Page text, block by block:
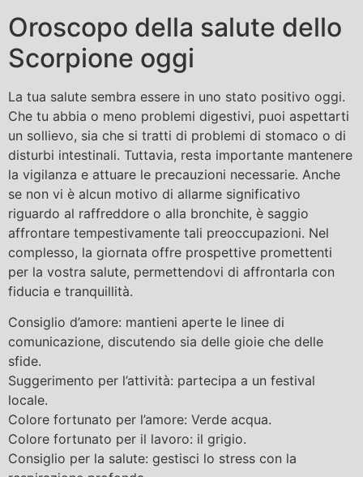
Oroscopo della salute dello
Scorpione oggi
La tua salute sembra essere in uno stato positivo oggi.
Che tu abbia o meno problemi digestivi, puoi aspettarti
un sollievo, sia che si tratti di problemi di stomaco o di
disturbi intestinali. Tuttavia, resta importante mantenere
la vigilanza e attuare le precauzioni necessarie. Anche
se non vi è alcun motivo di allarme significativo
riguardo al raffreddore o alla bronchite, è saggio
affrontare tempestivamente tali preoccupazioni. Nel
complesso, la giornata offre prospettive promettenti
per la vostra salute, permettendovi di affrontarla con
fiducia e tranquillità.
Consiglio d’amore: mantieni aperte le linee di
comunicazione, discutendo sia delle gioie che delle
sfide.
Suggerimento per l’attività: partecipa a un festival
locale.
Colore fortunato per l’amore: Verde acqua.
Colore fortunato per il lavoro: il grigio.
Consiglio per la salute: gestisci lo stress con la